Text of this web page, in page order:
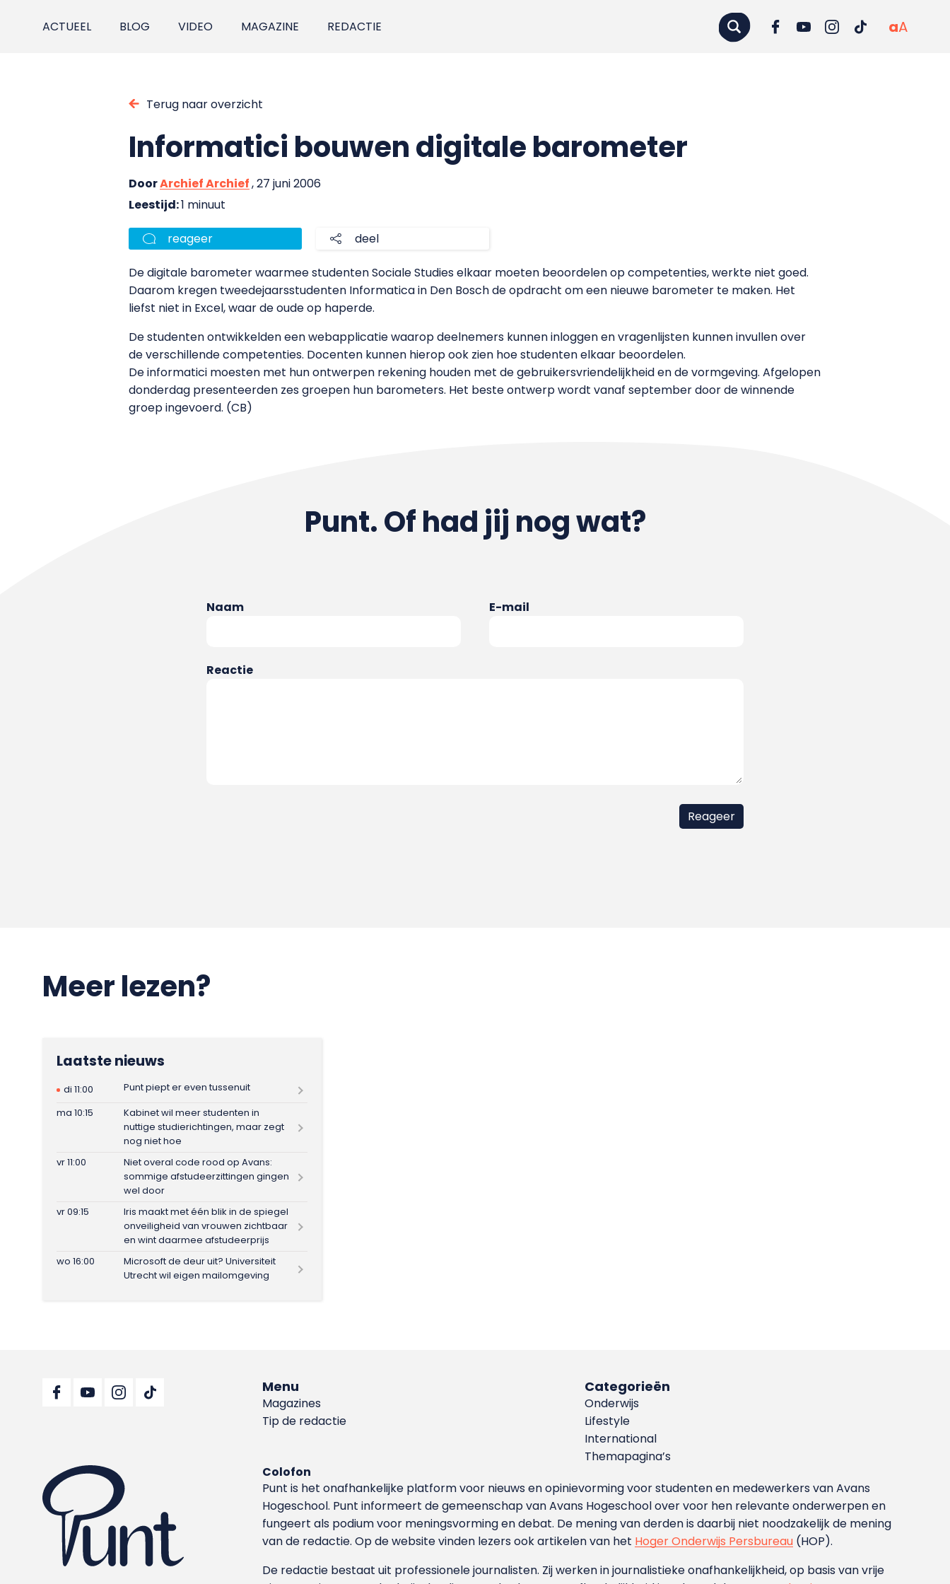
ACTUEEL BLOG VIDEO MAGAZINE REDACTIE aA
Terug naar overzicht
Informatici bouwen digitale barometer
DoorArchief Archief, 27 juni 2006
Leestijd:1 minuut
reageer deel
De digitale barometer waarmee studenten Sociale Studies elkaar moeten beoordelen op competenties, werkte niet goed.
Daarom kregen tweedejaarsstudenten Informatica in Den Bosch de opdracht om een nieuwe barometer te maken. Het
liefst niet in Excel, waar de oude op haperde.
De studenten ontwikkelden een webapplicatie waarop deelnemers kunnen inloggen en vragenlijsten kunnen invullen over
de verschillende competenties. Docenten kunnen hierop ook zien hoe studenten elkaar beoordelen.
De informatici moesten met hun ontwerpen rekening houden met de gebruikersvriendelijkheid en de vormgeving. Afgelopen
donderdag presenteerden zes groepen hun barometers. Het beste ontwerp wordt vanaf september door de winnende
groep ingevoerd. (CB)
Punt. Of had jij nog wat?
Naam E-mail
Reactie
Meer lezen?
Laatste nieuws
di 11:00
Punt piept er even tussenuit
ma 10:15
Kabinet wil meer studenten in
nuttige studierichtingen, maar zegt
nog niet hoe
vr 11:00
Niet overal code rood op Avans:
sommige afstudeerzittingen gingen
wel door
vr 09:15
Iris maakt met één blik in de spiegel
onveiligheid van vrouwen zichtbaar
en wint daarmee afstudeerprijs
wo 16:00
Microsoft de deur uit? Universiteit
Utrecht wil eigen mailomgeving
Menu
Magazines
Tip de redactie
Categorieën
Onderwijs
Lifestyle
International
Themapagina’s
Colofon
Punt is het onafhankelijke platform voor nieuws en opinievorming voor studenten en medewerkers van Avans
Hoge­school. Punt informeert de gemeenschap van Avans Hogeschool over voor hen relevante onderwerpen en
fungeert als podium voor meningsvorming en debat. De mening van derden is daarbij niet noodzakelijk de mening
van de redactie. Op de website vinden lezers ook artikelen van het Hoger Onderwijs Persbureau (HOP).
De redactie bestaat uit professionele journalisten. Zij werken in journalistieke onafhankelijkheid, op basis van vrije